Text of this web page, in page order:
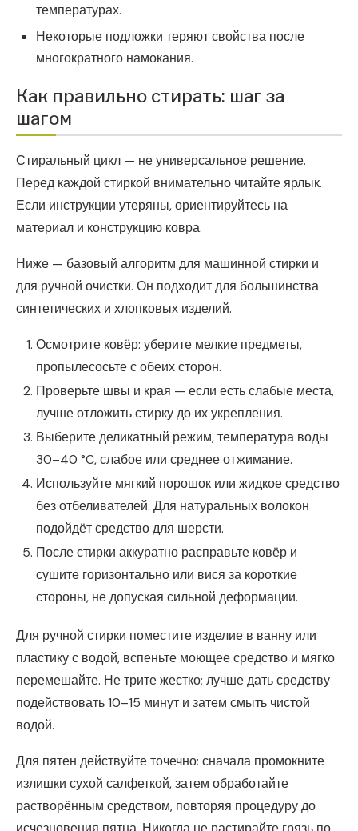
температурах.
Некоторые подложки теряют свойства после
многократного намокания.
Как правильно стирать: шаг за
шагом
Стиральный цикл — не универсальное решение.
Перед каждой стиркой внимательно читайте ярлык.
Если инструкции утеряны, ориентируйтесь на
материал и конструкцию ковра.
Ниже — базовый алгоритм для машинной стирки и
для ручной очистки. Он подходит для большинства
синтетических и хлопковых изделий.
Осмотрите ковёр: уберите мелкие предметы,
пропылесосьте с обеих сторон.
Проверьте швы и края — если есть слабые места,
лучше отложить стирку до их укрепления.
Выберите деликатный режим, температура воды
30–40 °C, слабое или среднее отжимание.
Используйте мягкий порошок или жидкое средство
без отбеливателей. Для натуральных волокон
подойдёт средство для шерсти.
После стирки аккуратно расправьте ковёр и
сушите горизонтально или вися за короткие
стороны, не допуская сильной деформации.
Для ручной стирки поместите изделие в ванну или
пластику с водой, вспеньте моющее средство и мягко
перемешайте. Не трите жестко; лучше дать средству
подействовать 10–15 минут и затем смыть чистой
водой.
Для пятен действуйте точечно: сначала промокните
излишки сухой салфеткой, затем обработайте
растворённым средством, повторяя процедуру до